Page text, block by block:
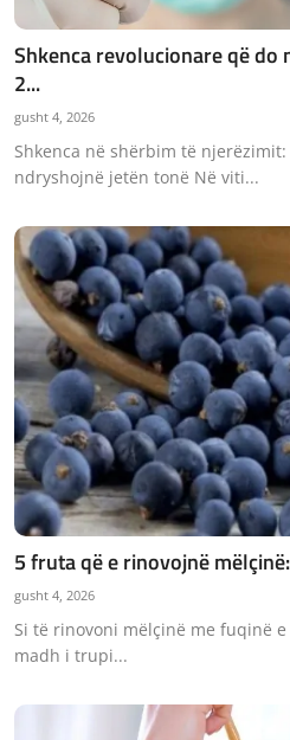
Shkenca revolucionare që
2...
gusht 4, 2026
Shkenca në shërbim të
ndryshojnë jetën tonë Në viti...
5 fruta që e rinovojnë
gusht 4, 2026
Si të rinovoni mëlçinë me fuqinë
madh i trupi...